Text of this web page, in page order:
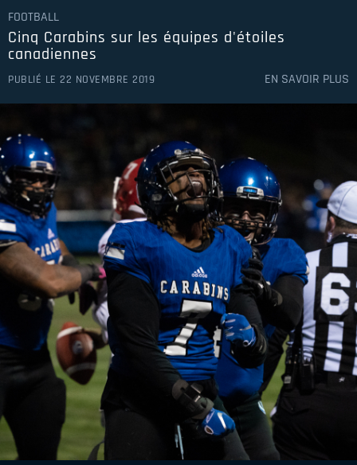
FOOTBALL
Cinq Carabins sur les équipes d'étoiles
canadiennes
PUBLIÉ LE 22 NOVEMBRE 2019 EN SAVOIR PLUS